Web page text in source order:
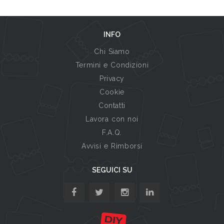
INFO
Chi Siamo
Termini e Condizioni
Privacy
Cookie
Contatti
Lavora con noi
F.A.Q.
Avvisi e Rimborsi
SEGUICI SU